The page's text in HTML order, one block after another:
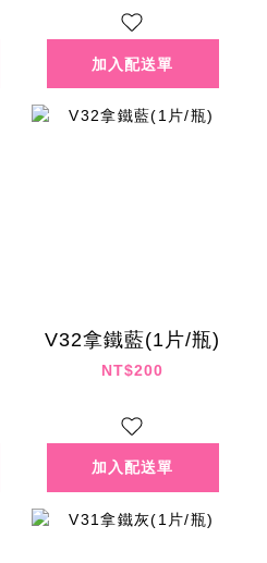
V32拿鐵藍(1片/瓶)
NT$200